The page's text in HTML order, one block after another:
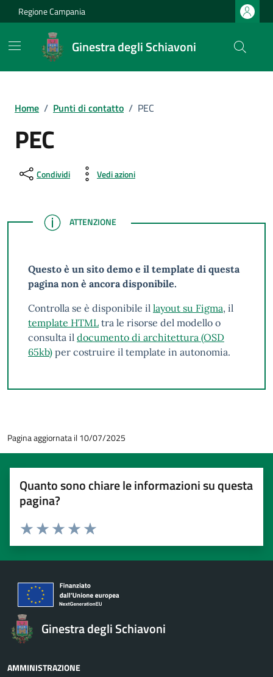
Vai ai contenuti
Vai al footer
Regione Campania
Ginestra degli Schiavoni
Home / Punti di contatto / PEC
PEC
Condividi Vedi azioni
ATTENZIONE
ATTENZIONE
Questo è un sito demo e il template di questa
pagina non è ancora disponibile.
Controlla se è disponibile il layout su Figma, il
template HTML tra le risorse del modello o
consulta il documento di architettura (OSD
65kb) per costruire il template in autonomia.
Pagina aggiornata il 10/07/2025
Quanto sono chiare le informazioni su questa
pagina?
Valuta 5 stelle su 5
Valuta 4 stelle su 5
Valuta 3 stelle su 5
Valuta 2 stelle su 5
Valuta 1 stelle su 5
Ginestra degli Schiavoni
AMMINISTRAZIONE